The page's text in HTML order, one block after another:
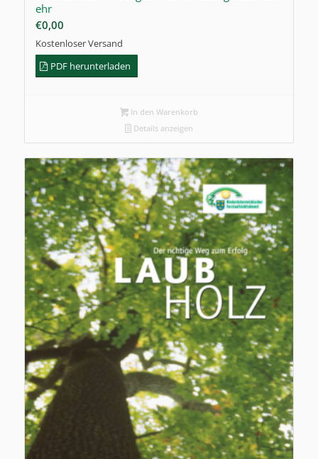
ehr
€0,00
Kostenloser Versand
PDF herunterladen
In den Warenkorb
Details anzeigen